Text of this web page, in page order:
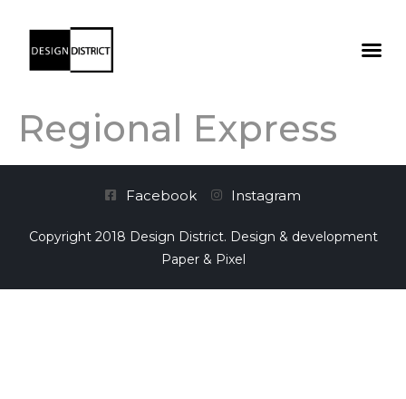
Regional Express
Facebook Instagram
Copyright 2018 Design District. Design & development
Paper & Pixel